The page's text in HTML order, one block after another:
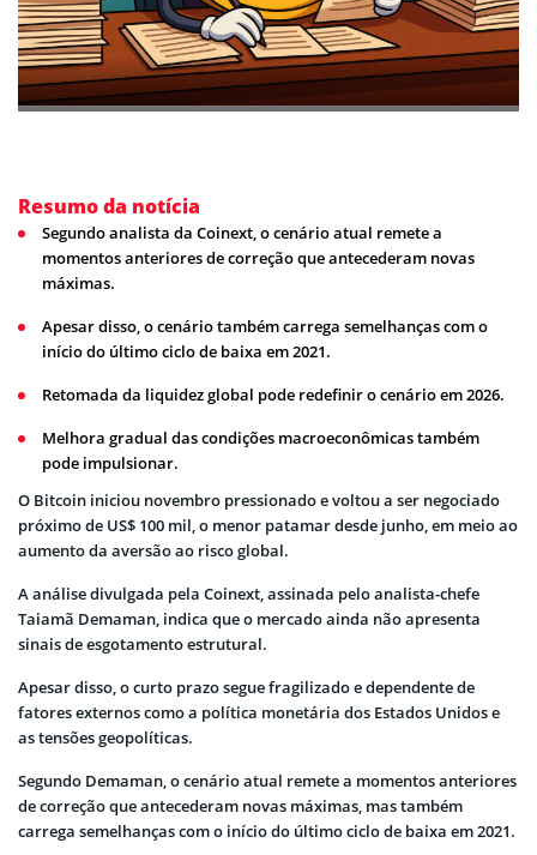
Resumo da notícia
Segundo analista da Coinext, o cenário atual remete a
momentos anteriores de correção que antecederam novas
máximas.
Apesar disso, o cenário também carrega semelhanças com o
início do último ciclo de baixa em 2021.
Retomada da liquidez global pode redefinir o cenário em 2026.
Melhora gradual das condições macroeconômicas também
pode impulsionar.
O Bitcoin iniciou novembro pressionado e voltou a ser negociado
próximo de US$ 100 mil, o menor patamar desde junho, em meio ao
aumento da aversão ao risco global.
A análise divulgada pela Coinext, assinada pelo analista-chefe
Taiamã Demaman, indica que o mercado ainda não apresenta
sinais de esgotamento estrutural.
Apesar disso, o curto prazo segue fragilizado e dependente de
fatores externos como a política monetária dos Estados Unidos e
as tensões geopolíticas.
Segundo Demaman, o cenário atual remete a momentos anteriores
de correção que antecederam novas máximas, mas também
carrega semelhanças com o início do último ciclo de baixa em 2021.